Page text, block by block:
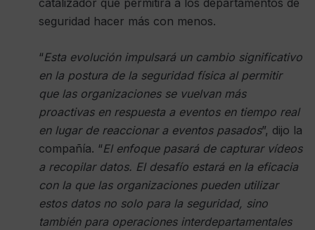
catalizador que permitirá a los departamentos de
seguridad hacer más con menos.
“Esta evolución impulsará un cambio significativo
en la postura de la seguridad física al permitir
que las organizaciones se vuelvan más
proactivas en respuesta a eventos en tiempo real
en lugar de reaccionar a eventos pasados”, dijo la
compañía. “El enfoque pasará de capturar vídeos
a recopilar datos. El desafío estará en la eficacia
con la que las organizaciones pueden utilizar
estos datos no solo para la seguridad, sino
también para operaciones interdepartamentales